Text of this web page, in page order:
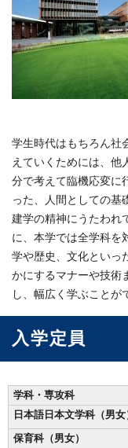
学生時代はもちろん社
えていくためには、他
分で考えて臨機応変に
った、人間としての基
建学の精神にうたわれ
に、本学では全学科を
学や歴史、文化といっ
かにするマナーや技術
し、幅広く学ぶことが
入学定員
学科・専攻科
日本語日本文学科（男女
保育科（男女）